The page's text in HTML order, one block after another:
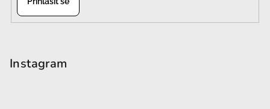
Instagram